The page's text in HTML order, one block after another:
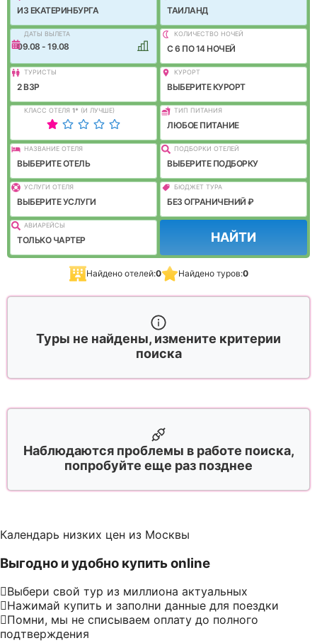
ИЗ ЕКАТЕРИНБУРГА ТАИЛАНД
ДАТЫ ВЫЛЕТА
09.08 - 19.08
КОЛИЧЕСТВО НОЧЕЙ
C 6 ПО 14 НОЧЕЙ
ТУРИСТЫ
2 ВЗР
КУРОРТ
ВЫБЕРИТЕ КУРОРТ
КЛАСС ОТЕЛЯ 1* (И ЛУЧШЕ) ТИП ПИТАНИЯ
ЛЮБОЕ ПИТАНИЕ
НАЗВАНИЕ ОТЕЛЯ
ВЫБЕРИТЕ ОТЕЛЬ
ПОДБОРКИ ОТЕЛЕЙ
ВЫБЕРИТЕ ПОДБОРКУ
УСЛУГИ ОТЕЛЯ
ВЫБЕРИТЕ УСЛУГИ
БЮДЖЕТ ТУРА
БЕЗ ОГРАНИЧЕНИЙ ₽
АВИАРЕЙСЫ
ТОЛЬКО ЧАРТЕР НАЙТИ
Найдено отелей:0 Найдено туров:0
Туры не найдены, измените критерии
поиска
Наблюдаются проблемы в работе поиска,
попробуйте еще раз позднее
Календарь низких цен из Москвы
Выгодно и удобно купить online
Выбери свой тур из миллиона актуальных
Нажимай купить и заполни данные для поездки
Помни, мы не списываем оплату до полного
подтверждения